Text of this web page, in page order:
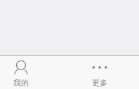
我的 更多